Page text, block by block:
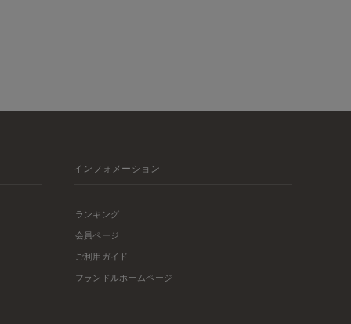
インフォメーション
ランキング
会員ページ
ご利用ガイド
フランドルホームページ